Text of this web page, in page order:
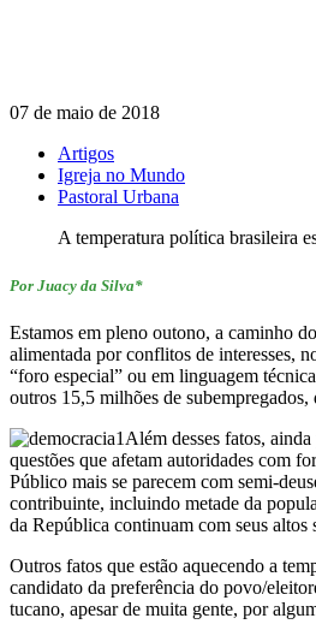
07 de maio de 2018
Artigos
Igreja no Mundo
Pastoral Urbana
A temperatura política brasileira
Por Juacy da Silva*
Estamos em pleno outono, a caminho
alimentada por conflitos de interesses,
“foro especial” ou em linguagem
outros 15,5 milhões de
Além desses fatos,
questões que afetam autoridades com
Público mais se parecem com semi-
contribuinte, incluindo metade da
da República continuam com seus altos
Outros fatos que estão aquecendo a
candidato da preferência do povo/
tucano, apesar de muita gente, por